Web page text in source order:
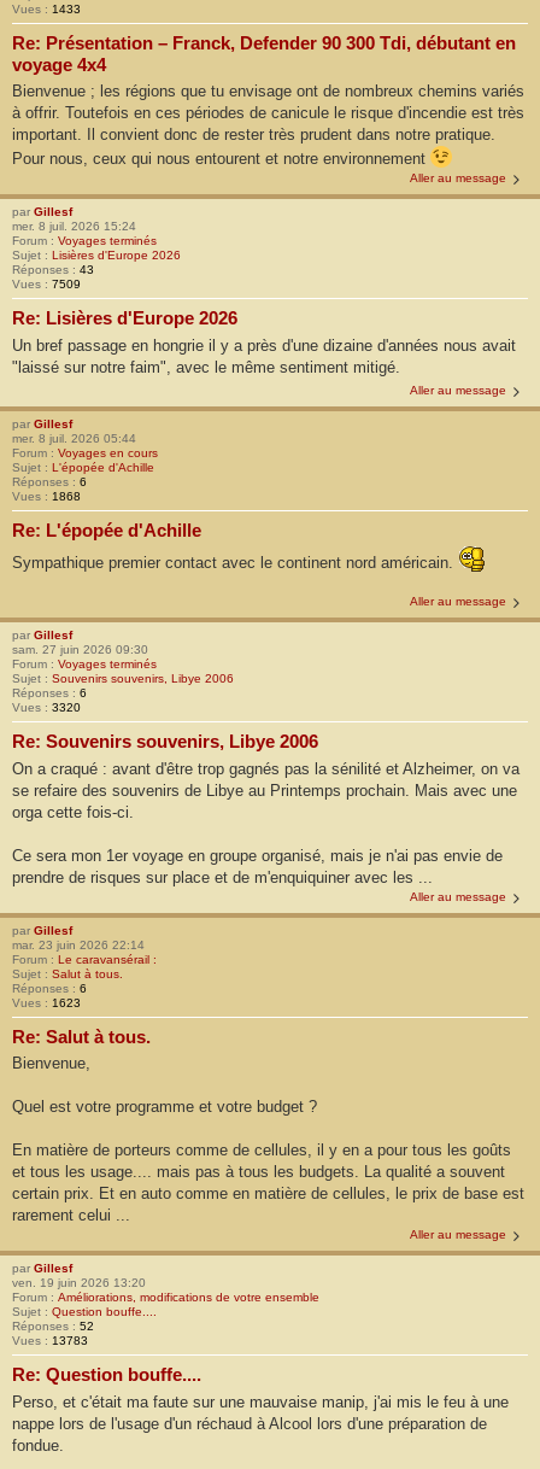
Vues : 1433
Re: Présentation – Franck, Defender 90 300 Tdi, débutant en
voyage 4x4
Bienvenue ; les régions que tu envisage ont de nombreux chemins variés
à offrir. Toutefois en ces périodes de canicule le risque d'incendie est très
important. Il convient donc de rester très prudent dans notre pratique.
Pour nous, ceux qui nous entourent et notre environnement
Aller au message
par Gillesf
mer. 8 juil. 2026 15:24
Forum : Voyages terminés
Sujet : Lisières d'Europe 2026
Réponses : 43
Vues : 7509
Re: Lisières d'Europe 2026
Un bref passage en hongrie il y a près d'une dizaine d'années nous avait
"laissé sur notre faim", avec le même sentiment mitigé.
Aller au message
par Gillesf
mer. 8 juil. 2026 05:44
Forum : Voyages en cours
Sujet : L'épopée d'Achille
Réponses : 6
Vues : 1868
Re: L'épopée d'Achille
Sympathique premier contact avec le continent nord américain.
Aller au message
par Gillesf
sam. 27 juin 2026 09:30
Forum : Voyages terminés
Sujet : Souvenirs souvenirs, Libye 2006
Réponses : 6
Vues : 3320
Re: Souvenirs souvenirs, Libye 2006
On a craqué : avant d'être trop gagnés pas la sénilité et Alzheimer, on va
se refaire des souvenirs de Libye au Printemps prochain. Mais avec une
orga cette fois-ci.
Ce sera mon 1er voyage en groupe organisé, mais je n'ai pas envie de
prendre de risques sur place et de m'enquiquiner avec les ...
Aller au message
par Gillesf
mar. 23 juin 2026 22:14
Forum : Le caravansérail :
Sujet : Salut à tous.
Réponses : 6
Vues : 1623
Re: Salut à tous.
Bienvenue,
Quel est votre programme et votre budget ?
En matière de porteurs comme de cellules, il y en a pour tous les goûts
et tous les usage.... mais pas à tous les budgets. La qualité a souvent
certain prix. Et en auto comme en matière de cellules, le prix de base est
rarement celui ...
Aller au message
par Gillesf
ven. 19 juin 2026 13:20
Forum : Améliorations, modifications de votre ensemble
Sujet : Question bouffe....
Réponses : 52
Vues : 13783
Re: Question bouffe....
Perso, et c'était ma faute sur une mauvaise manip, j'ai mis le feu à une
nappe lors de l'usage d'un réchaud à Alcool lors d'une préparation de
fondue.